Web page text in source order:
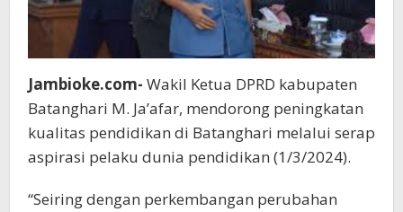
Jambioke.com- Wakil Ketua DPRD kabupaten
Batanghari M. Ja’afar, mendorong peningkatan
kualitas pendidikan di Batanghari melalui serap
aspirasi pelaku dunia pendidikan (1/3/2024).
“Seiring dengan perkembangan perubahan